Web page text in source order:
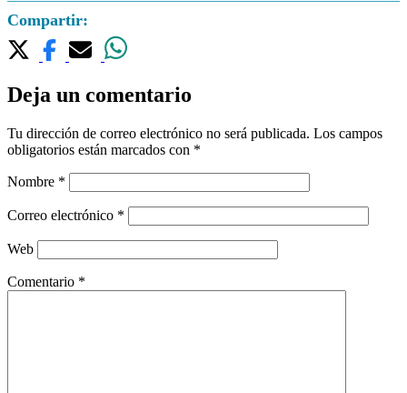
Compartir:
Deja un comentario
Tu dirección de correo electrónico no será publicada. Los campos
obligatorios están marcados con *
Nombre *
Correo electrónico *
Web
Comentario *